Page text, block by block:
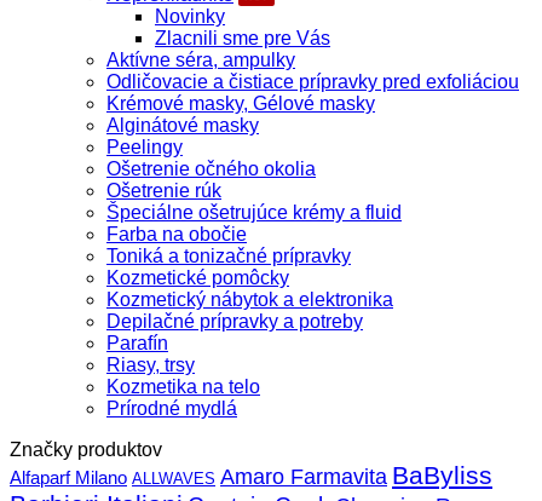
Novinky
Zlacnili sme pre Vás
Aktívne séra, ampulky
Odličovacie a čistiace prípravky pred exfoliáciou
Krémové masky, Gélové masky
Alginátové masky
Peelingy
Ošetrenie očného okolia
Ošetrenie rúk
Špeciálne ošetrujúce krémy a fluid
Farba na obočie
Toniká a tonizačné prípravky
Kozmetické pomôcky
Kozmetický nábytok a elektronika
Depilačné prípravky a potreby
Parafín
Riasy, trsy
Kozmetika na telo
Prírodné mydlá
Značky produktov
Alfaparf Milano ALLWAVES Amaro Farmavita BaByliss